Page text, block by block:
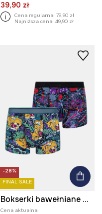
39,90 zł
Cena regularna: 79,90 zł
Najniższa cena: 49,90 zł
-28%
FINAL SALE
Bokserki bawełniane męskie z elastanem wzorzyste (2-pack) kolor multicolor
Cena aktualna: